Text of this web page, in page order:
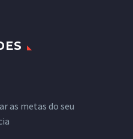
as metas do seu